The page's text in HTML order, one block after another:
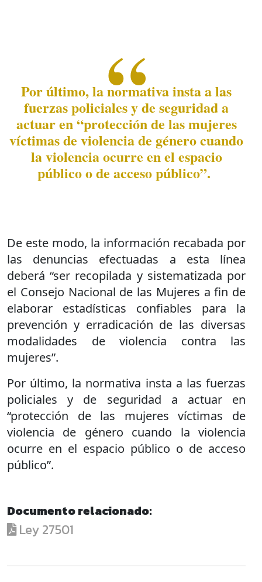
Por último, la normativa insta a las
fuerzas policiales y de seguridad a
actuar en “protección de las mujeres
víctimas de violencia de género cuando
la violencia ocurre en el espacio
público o de acceso público”.
De este modo, la información recabada por
las denuncias efectuadas a esta línea
deberá “ser recopilada y sistematizada por
el Consejo Nacional de las Mujeres a fin de
elaborar estadísticas confiables para la
prevención y erradicación de las diversas
modalidades de violencia contra las
mujeres”.
Por último, la normativa insta a las fuerzas
policiales y de seguridad a actuar en
“protección de las mujeres víctimas de
violencia de género cuando la violencia
ocurre en el espacio público o de acceso
público”.
Documento relacionado:
Ley 27501